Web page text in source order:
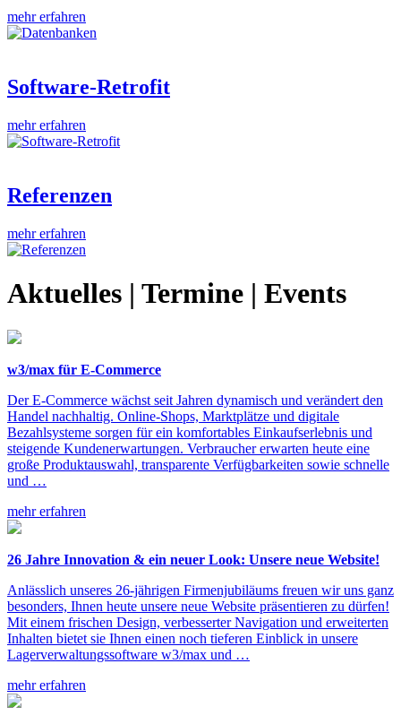
mehr erfahren
Software-Retrofit
mehr erfahren
Referenzen
mehr erfahren
Aktuelles | Termine | Events
w3/max für E-Commerce
Der E-Commerce wächst seit Jahren dynamisch und verändert den
Handel nachhaltig. Online-Shops, Marktplätze und digitale
Bezahlsysteme sorgen für ein komfortables Einkaufserlebnis und
steigende Kundenerwartungen. Verbraucher erwarten heute eine
große Produktauswahl, transparente Verfügbarkeiten sowie schnelle
und …
mehr erfahren
26 Jahre Innovation & ein neuer Look: Unsere neue Website!
Anlässlich unseres 26-jährigen Firmenjubiläums freuen wir uns ganz
besonders, Ihnen heute unsere neue Website präsentieren zu dürfen!
Mit einem frischen Design, verbesserter Navigation und erweiterten
Inhalten bietet sie Ihnen einen noch tieferen Einblick in unsere
Lagerverwaltungssoftware w3/max und …
mehr erfahren